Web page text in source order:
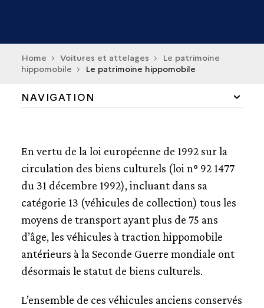
Home Voitures et attelages
Le patrimoine
hippomobile
Le patrimoine hippomobile
NAVIGATION
LE TRANSPORT DES PERSONNES
LES FEMMES ET LES VOITURES
LES MÉTIERS DE LA VOITURE
LE PATRIMOINE HIPPOMOBILE
RESTAURER OU RÉNOVER ?
L'ATTELAGE DE TRADITION
En vertu de la loi européenne de 1992 sur la
circulation des biens culturels (loi n° 92 1477
du 31 décembre 1992), incluant dans sa
catégorie 13 (véhicules de collection) tous les
moyens de transport ayant plus de 75 ans
d’âge, les véhicules à traction hippomobile
antérieurs à la Seconde Guerre mondiale ont
désormais le statut de biens culturels.
L’ensemble de ces véhicules anciens conservés